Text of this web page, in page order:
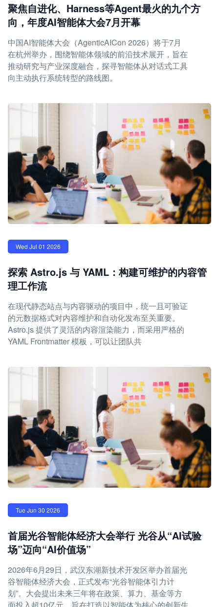
聚焦自进化、Harness等Agent最火的九个方
向，年度AI智能体大会7月开幕
中国AI智能体大会（AgenticAICon 2026）将于7月
在杭州举办，围绕智能体领域的前沿技术展开，旨在
推动研究与产业深度融合，探寻智能体从对话式工具
向主动执行系统转型的路线图。
Wed Jul 01 2026
探索 Astro.js 与 YAML：构建可维护的内容管
理工作流
在现代静态站点与内容驱动的项目中，统一且可验证
的元数据格式对内容维护和自动化发布至关重要。
Astro.js 提供了灵活的内容渲染能力，而采用严格的
YAML Frontmatter 模板，可以让团队共
Tue Jun 30 2026
首届光谷智能体经济大会举行 光谷从“AI试验
场”迈向“AI价值场”
2026年6月29日，武汉东湖新技术开发区举办首届光
谷智能体经济大会，正式发布“光谷智能体引力计
划”。大会提出未来三年将在政策、算力、基金等方